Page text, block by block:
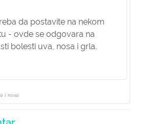
da postavite na nekom
- ovde se odgovara na
bolesti uva, nosa i grla.
i nosa